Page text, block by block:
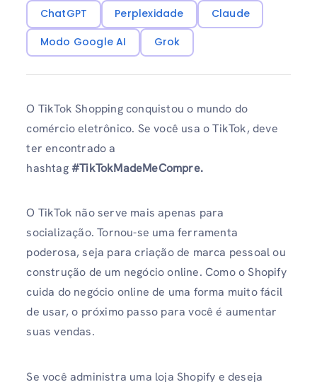
ChatGPT Perplexidade
Claude
Modo Google AI
Grok
O TikTok Shopping conquistou o mundo do
comércio eletrônico. Se você usa o TikTok, deve
ter encontrado a
hashtag#TikTokMadeMeCompre.
O TikTok não serve mais apenas para
socialização. Tornou-se uma ferramenta
poderosa, seja para criação de marca pessoal ou
construção de um negócio online. Como o Shopify
cuida do negócio online de uma forma muito fácil
de usar, o próximo passo para você é aumentar
suas vendas.
Se você administra uma loja Shopify e deseja